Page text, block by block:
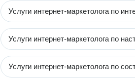
Услуги интернет-маркетолога по
Услуги интернет-маркетолога по
Услуги интернет-маркетолога по